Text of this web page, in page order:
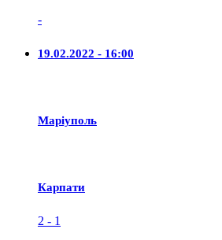
-
19.02.2022 - 16:00
Маріуполь
Карпати
2 - 1